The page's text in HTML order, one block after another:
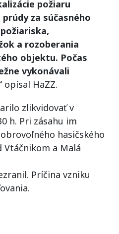
požiaru
za súčasného
a rozoberania
objektu. Počas
vykonávali
opísal HaZZ.
zlikvidovať v
h. Pri zásahu im
hasičského
a Malá
Príčina vzniku